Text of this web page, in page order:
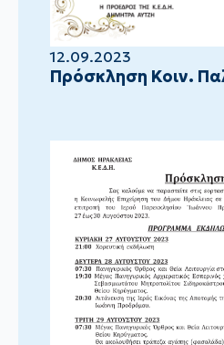
12.09.2023
Πρόσκληση Κοιν.